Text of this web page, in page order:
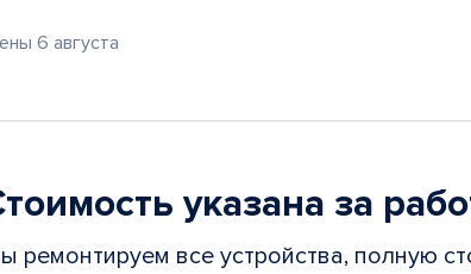
6 августа
указана за
ремонтируем все устройства, полную